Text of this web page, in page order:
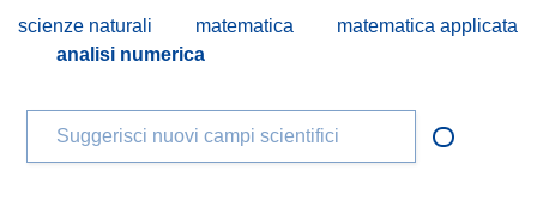
scienze naturali
matematica
matematica applicata
analisi numerica
Suggerisci nuovi campi scientifici